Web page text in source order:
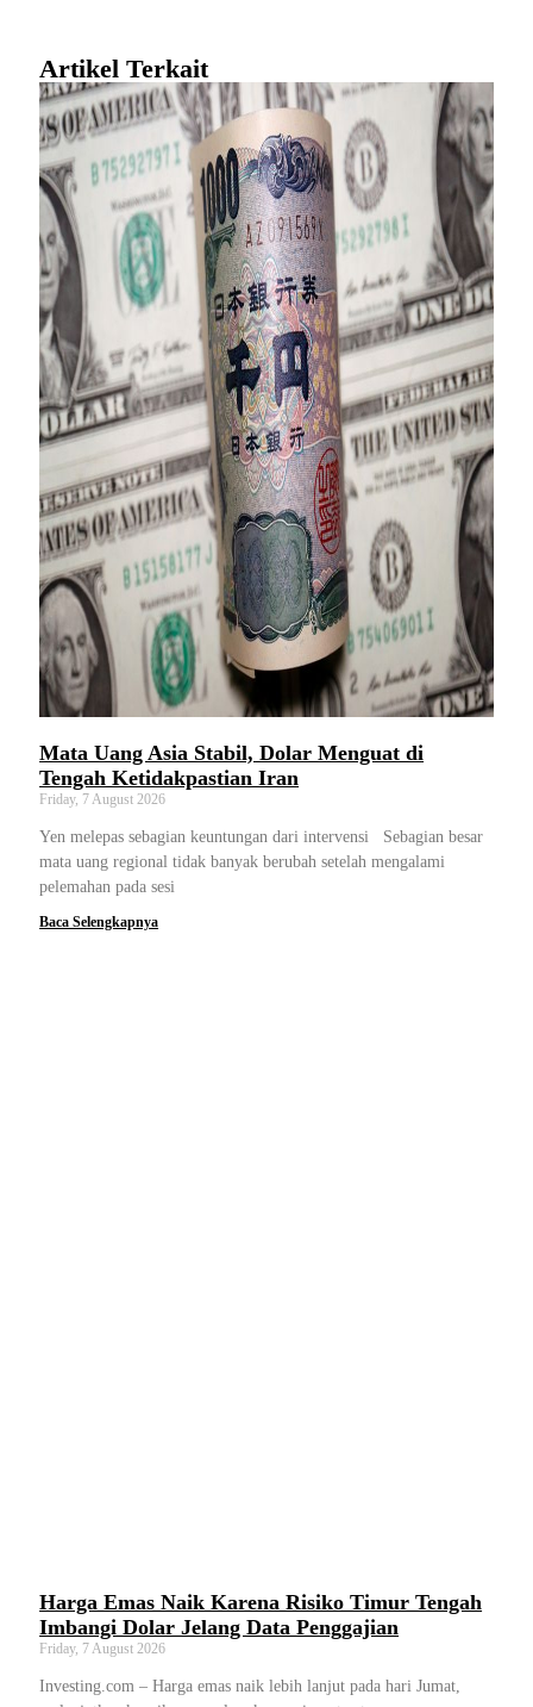
Artikel Terkait
Mata Uang Asia Stabil, Dolar Menguat di
Tengah Ketidakpastian Iran
Friday, 7 August 2026
Yen melepas sebagian keuntungan dari intervensi Sebagian besar
mata uang regional tidak banyak berubah setelah mengalami
pelemahan pada sesi
Baca Selengkapnya
Harga Emas Naik Karena Risiko Timur Tengah
Imbangi Dolar Jelang Data Penggajian
Friday, 7 August 2026
Investing.com – Harga emas naik lebih lanjut pada hari Jumat,